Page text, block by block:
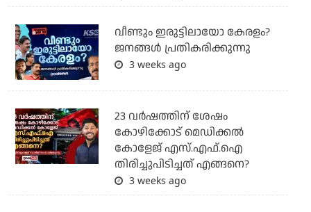
വീണ്ടും ഇരുട്ടിലായോ കേരളം?
ജനങ്ങൾ പ്രതികരിക്കുന്നു
3 weeks ago
23 വർഷത്തിന് ശേഷം
കോഴിക്കോട് മെഡിക്കൽ
കോളേജ് എസ്.എഫ്.ഐ
തിരിച്ചുപിടിച്ചത് എങ്ങനെ?
3 weeks ago